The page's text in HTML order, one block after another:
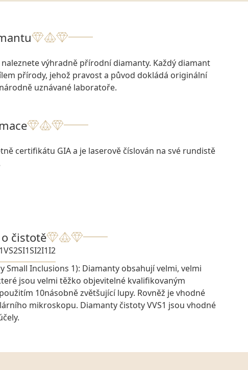
naleznete výhradně přírodní diamanty. Každý diamant
přírody, jehož pravost a původ dokládá originální
uznávané laboratoře.
certifikátu GIA a je laserově číslován na své rundistě
čistotě
VS2SI1SI2I1I2
Small Inclusions 1): Diamanty obsahují velmi, velmi
jsou velmi těžko objevitelné kvalifikovaným
10násobně zvětšující lupy. Rovněž je vhodné
mikroskopu. Diamanty čistoty VVS1 jsou vhodné